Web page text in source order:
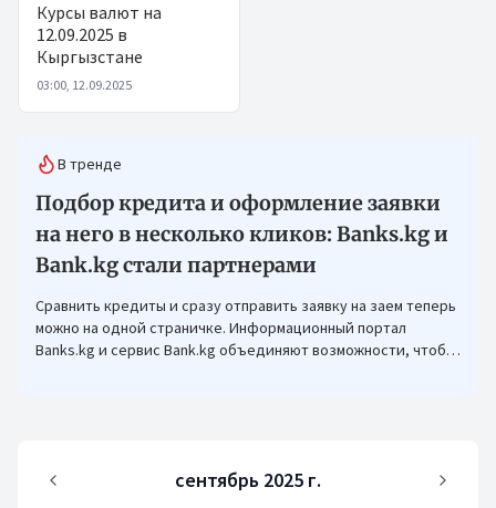
Курсы валют на
12.09.2025 в
Кыргызстане
03:00, 12.09.2025
В тренде
Подбор кредита и оформление заявки
на него в несколько кликов: Banks.kg и
Bank.kg стали партнерами
Сравнить кредиты и сразу отправить заявку на заем теперь
можно на одной страничке. Информационный портал
Banks.kg и сервис Bank.kg объединяют возможности, чтобы
сентябрь 2025 г.